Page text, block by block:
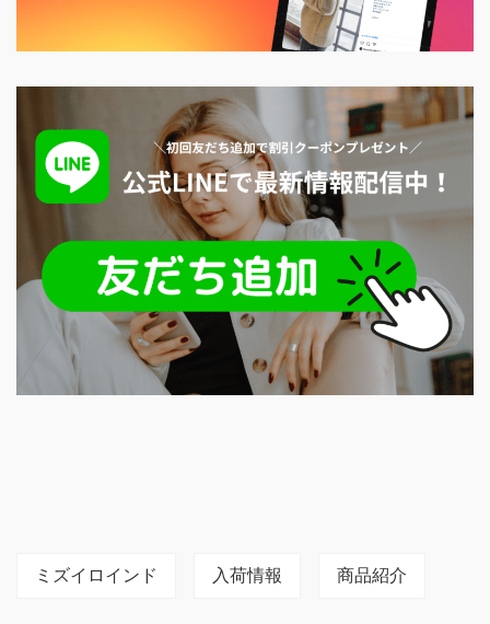
ミズイロインド 入荷情報 商品紹介